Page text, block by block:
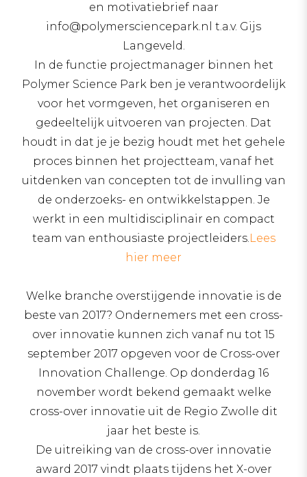
en motivatiebrief naar
info@polymersciencepark.nl t.a.v. Gijs
Langeveld.
In de functie projectmanager binnen het
Polymer Science Park ben je verantwoordelijk
voor het vormgeven, het organiseren en
gedeeltelijk uitvoeren van projecten. Dat
houdt in dat je je bezig houdt met het gehele
proces binnen het projectteam, vanaf het
uitdenken van concepten tot de invulling van
de onderzoeks- en ontwikkelstappen. Je
werkt in een multidisciplinair en compact
team van enthousiaste projectleiders.Lees
hier meer
Welke branche overstijgende innovatie is de
beste van 2017? Ondernemers met een cross-
over innovatie kunnen zich vanaf nu tot 15
september 2017 opgeven voor de Cross-over
Innovation Challenge. Op donderdag 16
november wordt bekend gemaakt welke
cross-over innovatie uit de Regio Zwolle dit
jaar het beste is.
De uitreiking van de cross-over innovatie
award 2017 vindt plaats tijdens het X-over